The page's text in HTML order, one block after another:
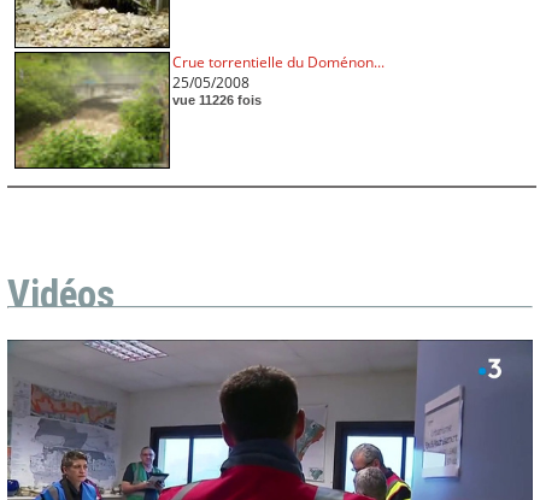
Crue torrentielle du Doménon...
25/05/2008
vue 11226 fois
Vidéos